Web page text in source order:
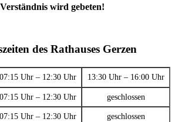
wird gebeten!
des Rathauses Gerzen
07:15 Uhr – 12:30 Uhr 13:30 Uhr – 16:00 Uhr
07:15 Uhr – 12:30 Uhr geschlossen
07:15 Uhr – 12:30 Uhr geschlossen